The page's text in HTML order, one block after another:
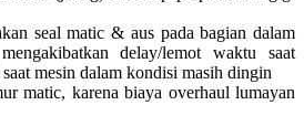
seal matic & aus pada bagian dalam
delay/lemot waktu saat
mesin dalam kondisi masih dingin
matic, karena biaya overhaul lumayan